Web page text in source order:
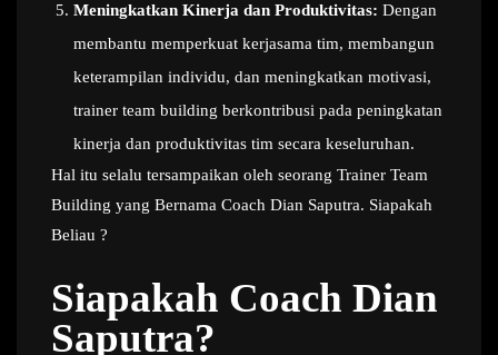
Meningkatkan Kinerja dan Produktivitas: Dengan
membantu memperkuat kerjasama tim, membangun
keterampilan individu, dan meningkatkan motivasi,
trainer team building berkontribusi pada peningkatan
kinerja dan produktivitas tim secara keseluruhan.
Hal itu selalu tersampaikan oleh seorang Trainer Team
Building yang Bernama Coach Dian Saputra. Siapakah
Beliau ?
Siapakah Coach Dian
Saputra?